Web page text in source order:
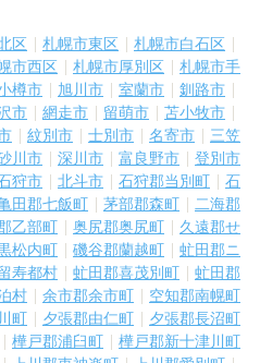
区 札幌市東区
札幌市白石区
市西区 札幌市厚別区
札幌市手
樽市 旭川市 室蘭市
釧路市
市 網走市 留萌市
苫小牧市
紋別市 士別市 名寄市
三笠
川市 深川市 富良野市
登別市
狩市 北斗市 石狩郡当別町
石
田郡七飯町 茅部郡森町
二海郡
乙部町 奥尻郡奥尻町
久遠郡せ
松内町 磯谷郡蘭越町
虻田郡ニ
寿都村 虻田郡喜茂別町
虻田郡
村 余市郡余市町
空知郡南幌町
町 夕張郡由仁町
夕張郡長沼町
樺戸郡浦臼町
樺戸郡新十津川町